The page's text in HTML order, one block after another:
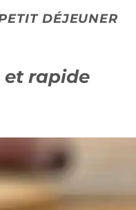
DÉJEUNER
et rapide